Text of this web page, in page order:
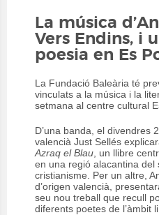
La música
Vers Endins, i
poesia en Es
La Fundació Baleària té
vinculats a la música i la
setmana al centre cultural
D’una banda, el divendres
valencià Just Sellés
Azraq el Blau , un llibre
en una regió alacantina del
cristianisme. Per un altre,
d’origen valencià,
seu nou treball que recull
diferents poetes de l’àmbit